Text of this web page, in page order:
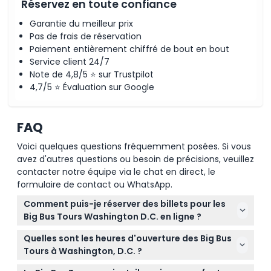
Réservez en toute confiance
Garantie du meilleur prix
Pas de frais de réservation
Paiement entièrement chiffré de bout en bout
Service client 24/7
Note de 4,8/5 ⭐ sur Trustpilot
4,7/5 ⭐ Évaluation sur Google
FAQ
Voici quelques questions fréquemment posées. Si vous
avez d'autres questions ou besoin de précisions, veuillez
contacter notre équipe via le chat en direct, le
formulaire de contact ou WhatsApp.
Comment puis-je réserver des billets pour les
Big Bus Tours Washington D.C. en ligne ?
Vous pouvez facilement réserver vos billets pour les
Big Bus Tours Washington D.C. en ligne ici même
sur ce site. Il vous suffit de sélectionner votre visite,
Quelles sont les heures d'ouverture des Big Bus
Tours à Washington, D.C. ?
Les circuits de jour Red et Blue Loop fonctionnent